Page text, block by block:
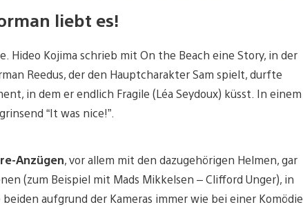
liebt es!
Kojima schrieb mit On the Beach eine Story, in der
Reedus, der den Hauptcharakter Sam spielt, durfte
in dem er endlich Fragile (Léa Seydoux) küsst. In einem
“It was nice!”.
Anzügen, vor allem mit den dazugehörigen Helmen, gar
(zum Beispiel mit Mads Mikkelsen – Clifford Unger), in
aufgrund der Kameras immer wie bei einer Komödie